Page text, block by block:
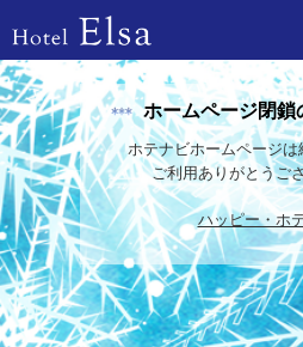
ホームページ閉鎖
ホテナビホームページ
ご利用ありがとうご
ハッピー・ホ